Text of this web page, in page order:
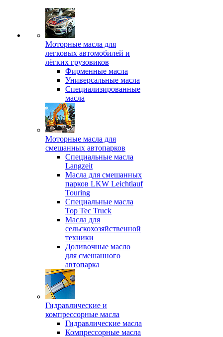
Моторные масла для
легковых автомобилей и
лёгких грузовиков
Фирменные масла
Универсальные масла
Специализированные
масла
Моторные масла для
смешанных автопарков
Специальные масла
Langzeit
Масла для смешанных
парков LKW Leichtlauf
Touring
Специальные масла
Top Tec Truck
Масла для
сельскохозяйственной
техники
Доливочные масло
для смешанного
автопарка
Гидравлические и
компрессорные масла
Гидравлические масла
Компрессорные масла